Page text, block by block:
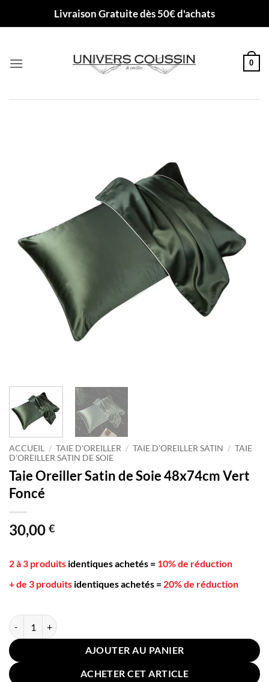
Livraison Gratuite dès 50€ d'achats
0
ACCUEIL / TAIE D'OREILLER / TAIE D'OREILLER SATIN / TAIE
D'OREILLER SATIN DE SOIE
Taie Oreiller Satin de Soie 48x74cm Vert
Foncé
30,00 €
2 à 3 produits identiques achetés = 10% de réduction
+ de 3 produits identiques achetés = 20% de réduction
quantité de Taie Oreiller Satin de Soie 48x74cm Vert Foncé
AJOUTER AU PANIER
ACHETER CET ARTICLE